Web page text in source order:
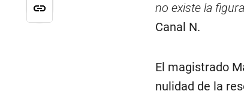
no existe la
Canal N.
El magistrado
nulidad de la